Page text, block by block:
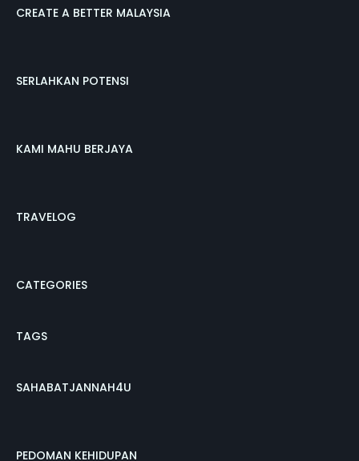
CREATE A BETTER MALAYSIA
SERLAHKAN POTENSI
KAMI MAHU BERJAYA
TRAVELOG
CATEGORIES
TAGS
SAHABATJANNAH4U
PEDOMAN KEHIDUPAN